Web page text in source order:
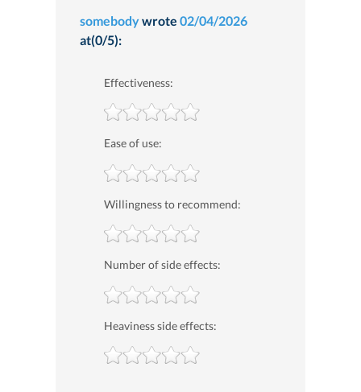
somebodywrote 02/04/2026
at(0/5):
Effectiveness:
Ease of use:
Willingness to recommend:
Number of side effects:
Heaviness side effects: